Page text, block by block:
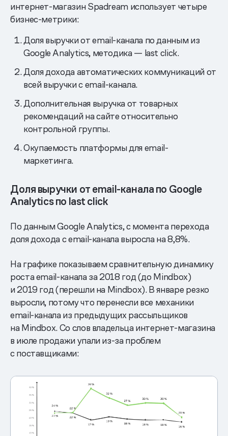
интернет-магазин Spadream использует четыре
бизнес-метрики:
Доля выручки от email-канала по данным из
Google Analytics, методика — last click.
Доля дохода автоматических коммуникаций от
всей выручки с email-канала.
Дополнительная выручка от товарных
рекомендаций на сайте относительно
контрольной группы.
Окупаемость платформы для email-
маркетинга.
Доля выручки от email-канала по Google
Analytics по last click
По данным Google Analytics, с момента перехода
доля дохода с email-канала выросла на 8,8%.
На графике показываем сравнительную динамику
роста email-канала за 2018 год (до Mindbox)
и 2019 год (перешли на Mindbox). В январе резко
выросли, потому что перенесли все механики
email-канала из предыдущих рассыльщиков
на Mindbox. Со слов владельца интернет-магазина
в июле продажи упали из-за проблем
с поставщиками: